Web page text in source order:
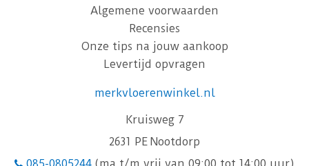
Algemene voorwaarden
Recensies
Onze tips na jouw aankoop
Levertijd opvragen
merkvloerenwinkel.nl
Kruisweg 7
2631 PE Nootdorp